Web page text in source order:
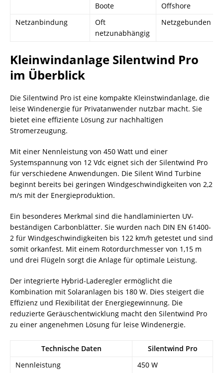
Boote
Offshore
Netzanbindung
Oft
netzunabhängig
Netzgebunden
Kleinwindanlage Silentwind Pro
im Überblick
Die Silentwind Pro ist eine kompakte Kleinstwindanlage, die
leise Windenergie für Privatanwender nutzbar macht. Sie
bietet eine effiziente Lösung zur nachhaltigen
Stromerzeugung.
Mit einer Nennleistung von 450 Watt und einer
Systemspannung von 12 Vdc eignet sich der Silentwind Pro
für verschiedene Anwendungen. Die Silent Wind Turbine
beginnt bereits bei geringen Windgeschwindigkeiten von 2,2
m/s mit der Energieproduktion.
Ein besonderes Merkmal sind die handlaminierten UV-
beständigen Carbonblätter. Sie wurden nach DIN EN 61400-
2 für Windgeschwindigkeiten bis 122 km/h getestet und sind
somit orkanfest. Mit einem Rotordurchmesser von 1,15 m
und drei Flügeln sorgt die Anlage für optimale Leistung.
Der integrierte Hybrid-Laderegler ermöglicht die
Kombination mit Solaranlagen bis 180 W. Dies steigert die
Effizienz und Flexibilität der Energiegewinnung. Die
reduzierte Geräuschentwicklung macht den Silentwind Pro
zu einer angenehmen Lösung für leise Windenergie.
Technische Daten
Silentwind Pro
Nennleistung
450 W